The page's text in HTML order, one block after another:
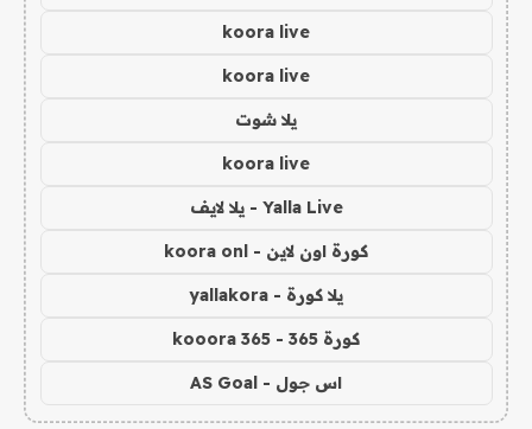
koora live
koora live
يلا شوت
koora live
Yalla Live - يلا لايف
كورة اون لاين - koora onl
يلا كورة - yallakora
كورة 365 - kooora 365
اس جول - AS Goal